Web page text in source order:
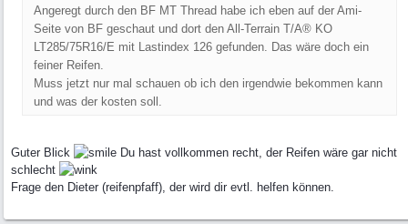
Angeregt durch den BF MT Thread habe ich eben auf der Ami-
Seite von BF geschaut und dort den All-Terrain T/A® KO
LT285/75R16/E mit Lastindex 126 gefunden. Das wäre doch ein
feiner Reifen.
Muss jetzt nur mal schauen ob ich den irgendwie bekommen kann
und was der kosten soll.
Guter Blick
Du hast vollkommen recht, der Reifen wäre gar nicht
schlecht
Frage den Dieter (reifenpfaff), der wird dir evtl. helfen können.